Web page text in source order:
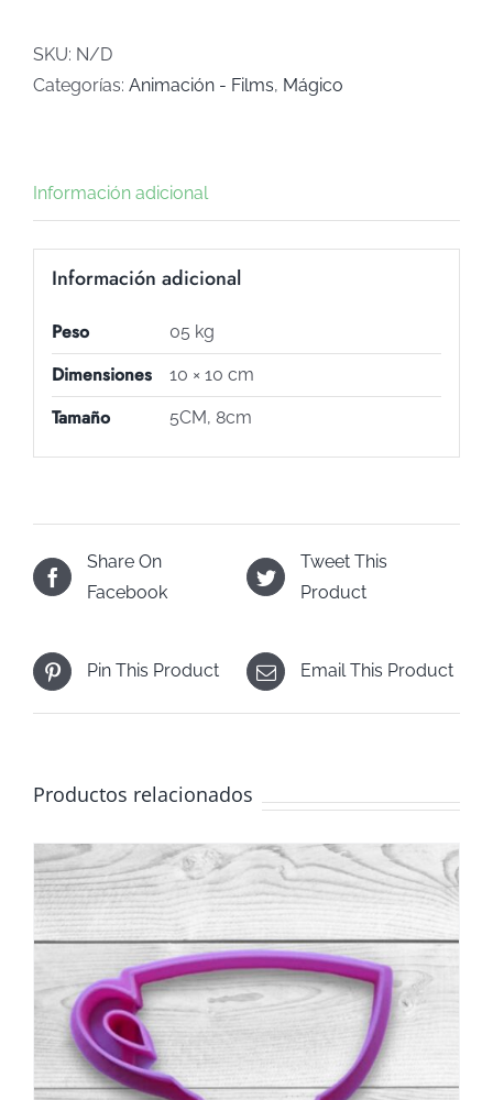
528)
cantidad
SKU: N/D
Categorías: Animación - Films, Mágico
Información adicional
Información adicional
Peso 05 kg
Dimensiones 10 × 10 cm
Tamaño 5CM, 8cm
Share On
Facebook
Tweet This
Product
Pin This Product Email This Product
Productos relacionados